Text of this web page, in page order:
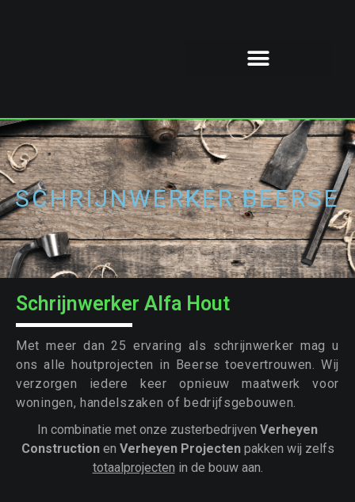
SCHRIJNWERKER BEERSE
Schrijnwerker Alfa Hout
Met meer dan 25 ervaring als schrijnwerker mag u
ons alle houtprojecten in Beerse toevertrouwen. Wij
verzorgen iedere keer opnieuw maatwerk voor
woningen, handelszaken of bedrijfsgebouwen.
In combinatie met onze zusterbedrijven Verheyen
Constructionen Verheyen Projectenpakken wij zelfs
totaalprojecten in de bouw aan.